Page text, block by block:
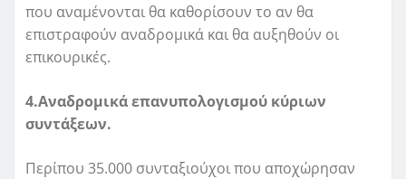
που αναμένονται θα καθορίσουν το αν θα
επιστραφούν αναδρομικά και θα αυξηθούν οι
επικουρικές.
4.Αναδρομικά επανυπολογισμού κύριων
συντάξεων.
Περίπου 35.000 συνταξιούχοι που αποχώρησαν